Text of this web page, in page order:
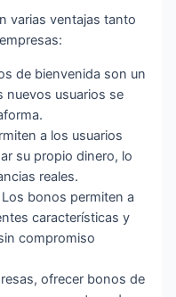
varias ventajas tanto
de bienvenida son un
nuevos usuarios se
a los usuarios
su propio dinero, lo
reales.
Los bonos permiten a
características y
compromiso
ofrecer bonos de